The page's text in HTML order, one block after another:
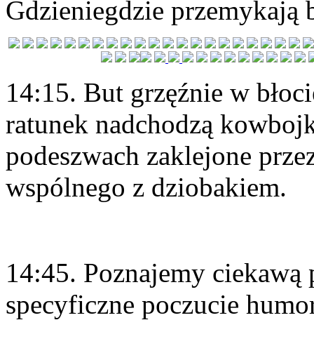
Gdzieniegdzie przemykają
14:15. But grzęźnie w
ratunek nadchodzą
podeszwach zaklejone
wspólnego z dziobakiem.
14:45. Poznajemy ciekawą
specyficzne poczucie